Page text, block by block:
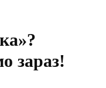
зараз!